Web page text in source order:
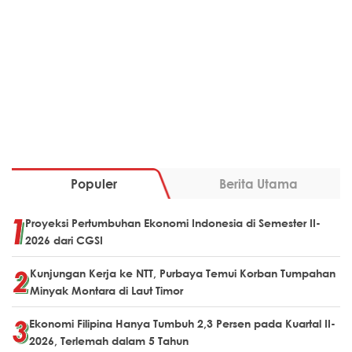
Populer Berita Utama
Proyeksi Pertumbuhan Ekonomi Indonesia di Semester II-
2026 dari CGSI
Kunjungan Kerja ke NTT, Purbaya Temui Korban Tumpahan
Minyak Montara di Laut Timor
Ekonomi Filipina Hanya Tumbuh 2,3 Persen pada Kuartal II-
2026, Terlemah dalam 5 Tahun